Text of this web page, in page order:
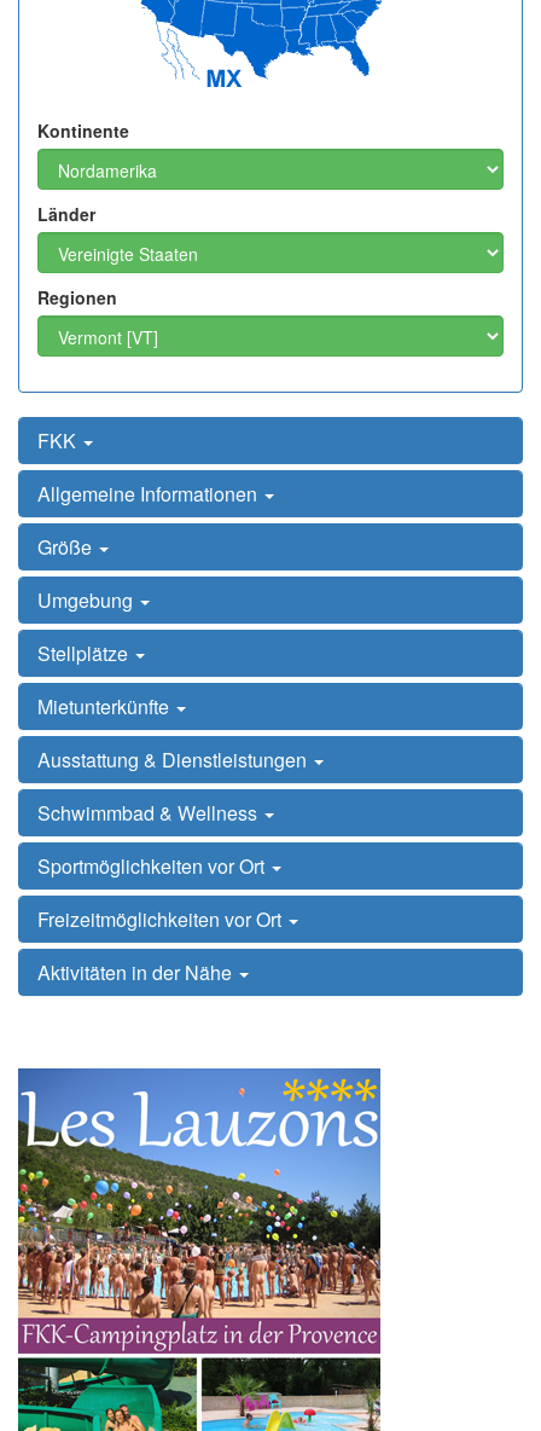
Kontinente
Länder
Regionen
FKK
Allgemeine Informationen
Größe
Umgebung
Stellplätze
Mietunterkünfte
Ausstattung & Dienstleistungen
Schwimmbad & Wellness
Sportmöglichkeiten vor Ort
Freizeitmöglichkeiten vor Ort
Aktivitäten in der Nähe